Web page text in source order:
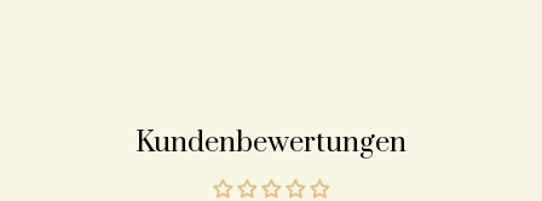
Kundenbewertungen